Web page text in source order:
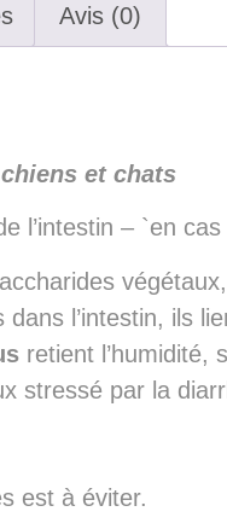
Avis (0)
et chats
l’intestin – `en
l’intestin, ils
retient l’humidité,
stressé par la
est à éviter.